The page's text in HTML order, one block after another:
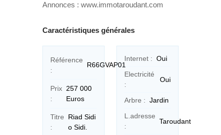
Annonces : www.immotaroudant.com
Caractéristiques générales
Référence
:
R66GVAP01
Prix
:
257 000
Euros
Titre
:
Riad Sidi
o Sidi.
Internet : Oui
Electricité
:
Oui
Arbre : Jardin
L.adresse
:
Taroudant